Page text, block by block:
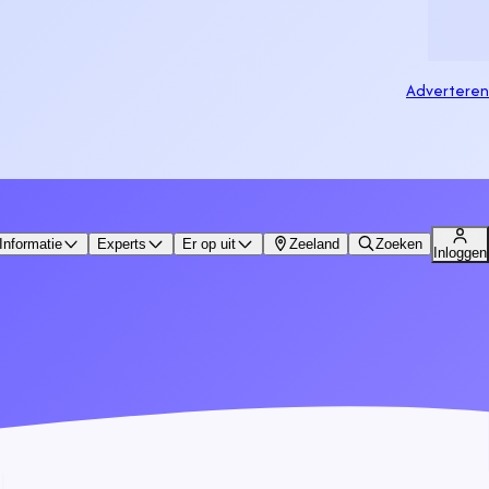
Adverteren
Experts Er op uit Zeeland Zoeken
Inloggen